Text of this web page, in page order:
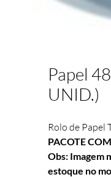
Papel
UNID.)
Rolo de Papel
PACOTE
Obs: Imagem
estoque no